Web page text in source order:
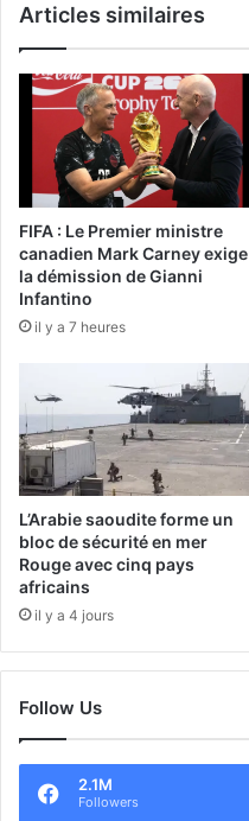
Articles similaires
FIFA : Le Premier ministre
canadien Mark Carney exige
la démission de Gianni
Infantino
il y a 7 heures
L’Arabie saoudite forme un
bloc de sécurité en mer
Rouge avec cinq pays
africains
il y a 4 jours
Follow Us
2.1M
Followers